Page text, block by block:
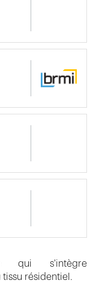
qui s'intègre
résidentiel.